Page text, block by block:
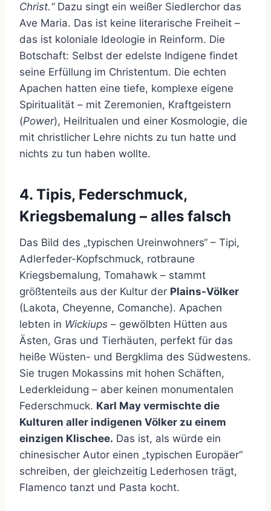
Christ.“Dazu singt ein weißer Siedlerchor das
Ave Maria. Das ist keine literarische Freiheit –
das ist koloniale Ideologie in Reinform. Die
Botschaft: Selbst der edelste Indigene findet
seine Erfüllung im Christentum. Die echten
Apachen hatten eine tiefe, komplexe eigene
Spiritualität – mit Zeremonien, Kraftgeistern
(Power), Heilritualen und einer Kosmologie, die
mit christlicher Lehre nichts zu tun hatte und
nichts zu tun haben wollte.
4. Tipis, Federschmuck,
Kriegsbemalung – alles falsch
Das Bild des „typischen Ureinwohners“ – Tipi,
Adlerfeder-Kopfschmuck, rotbraune
Kriegsbemalung, Tomahawk – stammt
größtenteils aus der Kultur der Plains-Völker
(Lakota, Cheyenne, Comanche). Apachen
lebten in Wickiups – gewölbten Hütten aus
Ästen, Gras und Tierhäuten, perfekt für das
heiße Wüsten- und Bergklima des Südwestens.
Sie trugen Mokassins mit hohen Schäften,
Lederkleidung – aber keinen monumentalen
Federschmuck. Karl May vermischte die
Kulturen aller indigenen Völker zu einem
einzigen Klischee. Das ist, als würde ein
chinesischer Autor einen „typischen Europäer“
schreiben, der gleichzeitig Lederhosen trägt,
Flamenco tanzt und Pasta kocht.